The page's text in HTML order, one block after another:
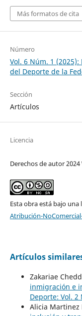
Más formatos de cita
Número
Vol. 6 Núm. 1
del Deporte de la
Sección
Artículos
Licencia
Derechos de autor
Esta obra está bajo
Atribución-
Artículos
Zakariae
inmigración e
Deporte: Vol.
Alicia Martinez